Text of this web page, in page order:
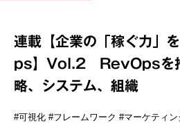
連載【企業の「稼ぐ力」
ps】Vol.2 RevOpsを推
略、システム、組織
#可視化 #フレームワーク #マーケティ